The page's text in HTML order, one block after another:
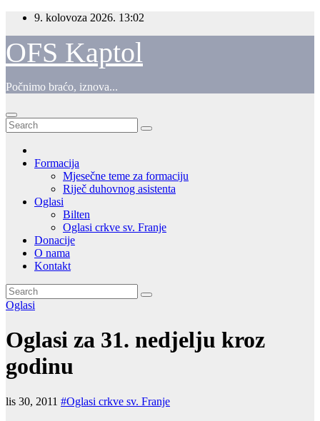
Skip
content
9. kolovoza 2026. 13:02
OFS Kaptol
Počnimo braćo, iznova...
Formacija
Mjesečne teme za formaciju
Riječ duhovnog asistenta
Oglasi
Bilten
Oglasi crkve sv. Franje
Donacije
O nama
Kontakt
Oglasi
Oglasi za 31. nedjelju kroz
godinu
lis 30, 2011 #Oglasi crkve sv. Franje